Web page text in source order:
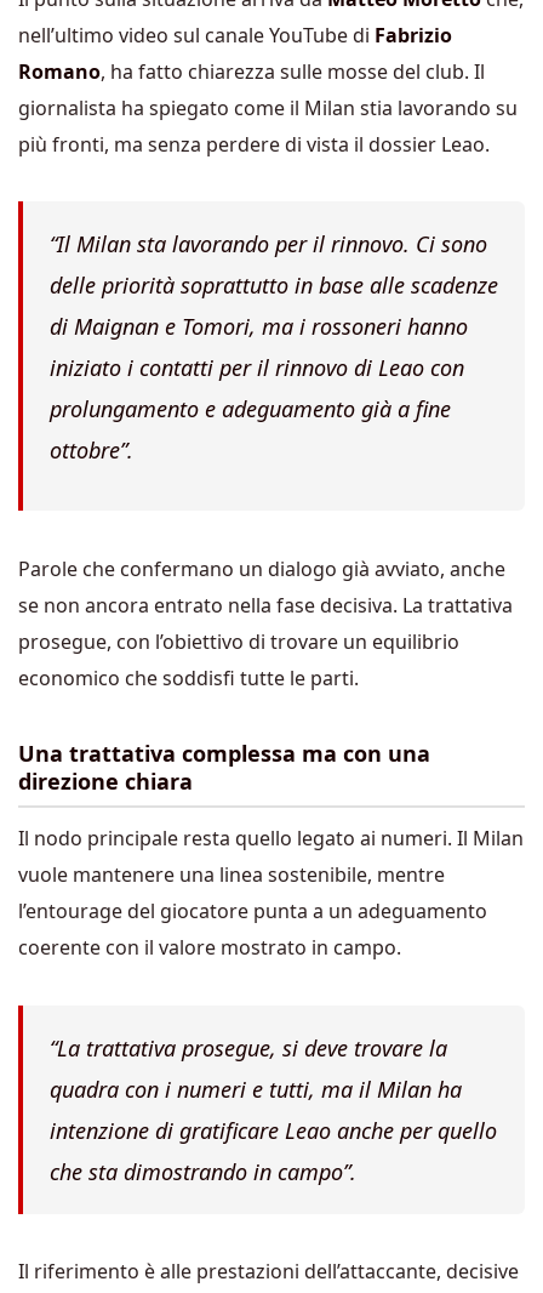
nell’ultimo video sul canale YouTube di Fabrizio
Romano, ha fatto chiarezza sulle mosse del club. Il
giornalista ha spiegato come il Milan stia lavorando su
più fronti, ma senza perdere di vista il dossier Leao.
“Il Milan sta lavorando per il rinnovo. Ci sono
delle priorità soprattutto in base alle scadenze
di Maignan e Tomori, ma i rossoneri hanno
iniziato i contatti per il rinnovo di Leao con
prolungamento e adeguamento già a fine
ottobre”.
Parole che confermano un dialogo già avviato, anche
se non ancora entrato nella fase decisiva. La trattativa
prosegue, con l’obiettivo di trovare un equilibrio
economico che soddisfi tutte le parti.
Una trattativa complessa ma con una
direzione chiara
Il nodo principale resta quello legato ai numeri. Il Milan
vuole mantenere una linea sostenibile, mentre
l’entourage del giocatore punta a un adeguamento
coerente con il valore mostrato in campo.
“La trattativa prosegue, si deve trovare la
quadra con i numeri e tutti, ma il Milan ha
intenzione di gratificare Leao anche per quello
che sta dimostrando in campo”.
Il riferimento è alle prestazioni dell’attaccante, decisive